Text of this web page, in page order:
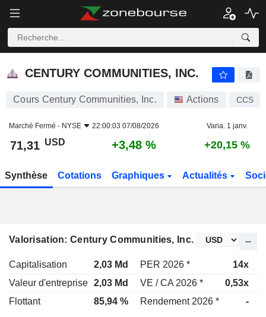
CENTURY COMMUNITIES, INC.
Cours Century Communities, Inc. Actions CCS
Marché Fermé - NYSE 22:00:03 07/08/2026 Varia. 1 janv.
71,31 USD +3,48 % +20,15 %
Synthèse Cotations Graphiques Actualités
Valorisation: Century Communities, Inc.
Capitalisation 2,03 Md PER 2026 * 14x
Valeur d'entreprise 2,03 Md VE / CA 2026 * 0,53x
Flottant
85,94 % Rendement 2026 * -